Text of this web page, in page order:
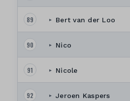
89 ▸ Bert van der Loo
90 ▸ Nico
91 ▸ Nicole
92 ▸ Jeroen Kaspers